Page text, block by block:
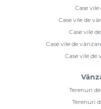
Case
Case vile de
Case vile
Case vile de
Case vile de
Terenuri
Terenuri